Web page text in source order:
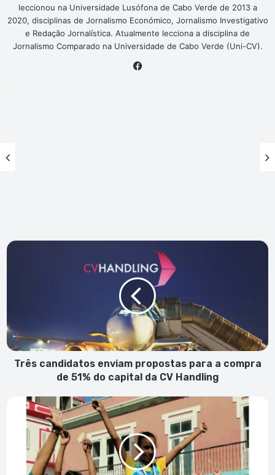
leccionou na Universidade Lusófona de Cabo Verde de 2013 a
2020, disciplinas de Jornalismo Económico, Jornalismo Investigativo
e Redação Jornalística. Atualmente lecciona a disciplina de
Jornalismo Comparado na Universidade de Cabo Verde (Uni-CV).
Três
compra
de
51%
do
Handling
Três candidatos enviam propostas para a compra
de 51% do capital da CV Handling
adolescentes